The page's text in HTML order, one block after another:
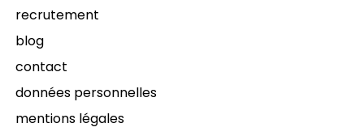
recrutement
blog
contact
données personnelles
mentions légales